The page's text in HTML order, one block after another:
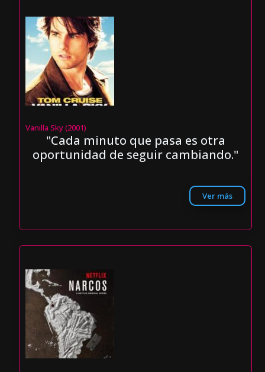
Vanilla Sky (2001)
"Cada minuto que pasa es otra
oportunidad de seguir cambiando."
Ver más